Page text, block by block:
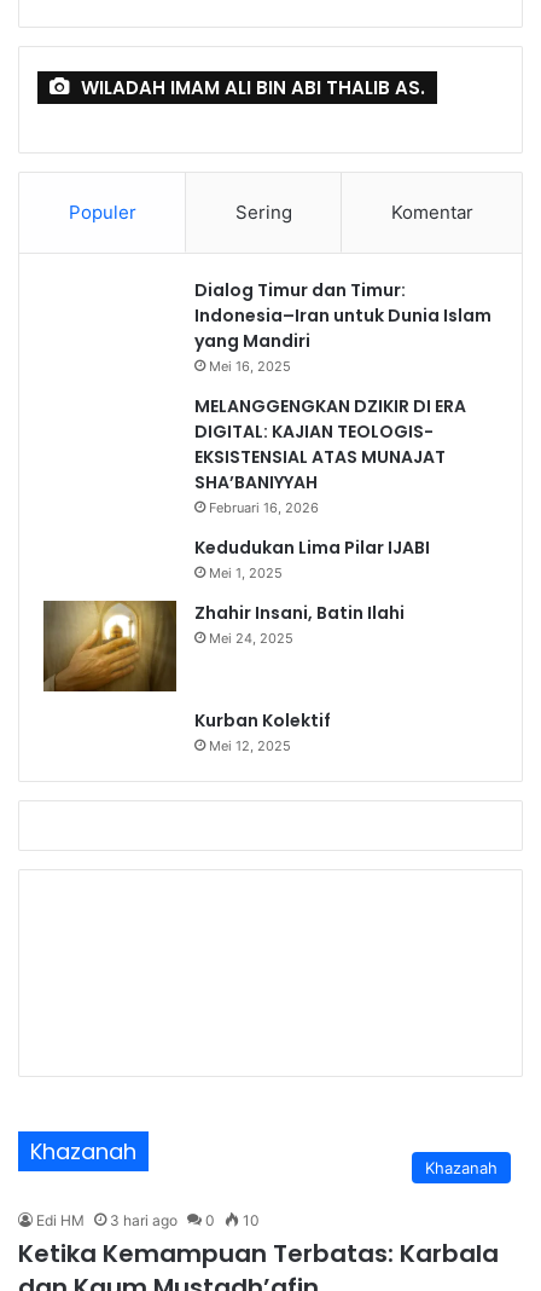
WILADAH IMAM ALI BIN ABI THALIB AS.
Populer Sering Komentar
Dialog Timur dan Timur:
Indonesia–Iran untuk Dunia Islam
yang Mandiri
Mei 16, 2025
MELANGGENGKAN DZIKIR DI ERA
DIGITAL: KAJIAN TEOLOGIS-
EKSISTENSIAL ATAS MUNAJAT
SHA’BANIYYAH
Februari 16, 2026
Kedudukan Lima Pilar IJABI
Mei 1, 2025
Zhahir Insani, Batin Ilahi
Mei 24, 2025
Kurban Kolektif
Mei 12, 2025
Khazanah
Khazanah
Edi HM 3 hari ago 0 10
Ketika Kemampuan Terbatas: Karbala